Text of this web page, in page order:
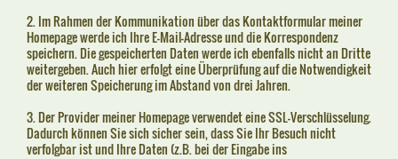
2. Im Rahmen der Kommunikation über das Kontaktformular meiner
Homepage werde ich Ihre E-Mail-Adresse und die Korrespondenz
speichern. Die gespeicherten Daten werde ich ebenfalls nicht an Dritte
weitergeben. Auch hier erfolgt eine Überprüfung auf die Notwendigkeit
der weiteren Speicherung im Abstand von drei Jahren.
3. Der Provider meiner Homepage verwendet eine SSL-Verschlüsselung.
Dadurch können Sie sich sicher sein, dass Sie Ihr Besuch nicht
verfolgbar ist und Ihre Daten (z.B. bei der Eingabe ins